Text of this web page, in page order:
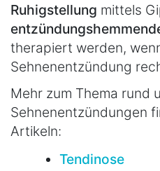
Ruhigstellung mittels
therapiert werden,
Sehnenentzündung
Mehr zum Thema rund
Sehnenentzündungen
Artikeln:
Tendinose